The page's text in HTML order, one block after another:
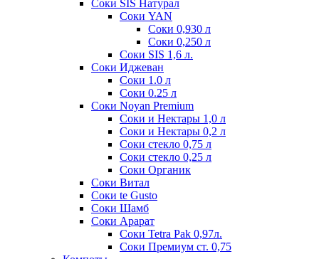
Соки SIS Натурал
Соки YAN
Соки 0,930 л
Соки 0,250 л
Соки SIS 1,6 л.
Соки Иджеван
Соки 1.0 л
Соки 0.25 л
Соки Noyan Premium
Соки и Нектары 1,0 л
Соки и Нектары 0,2 л
Соки стекло 0,75 л
Соки стекло 0,25 л
Соки Органик
Соки Витал
Соки te Gusto
Соки Шамб
Соки Арарат
Соки Tetra Pak 0,97л.
Соки Премиум ст. 0,75